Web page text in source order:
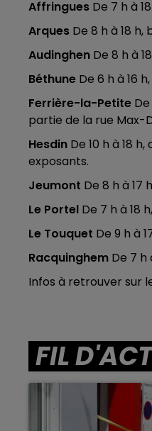
Affringues De 7 h à
Arques De 8 h à 18
Audinghen De 8 h à
Béthune De 6 h à 16
Ferrière-la-Petite
partie de la rue Max-
Hesdin De 10 h à 18
exposants.
Jeumont De 8 h à 17
Le Portel De 7 h à 18
Le Touquet De 9 h à
Racquinghem De 7 h
Infos à retrouver sur
FIL